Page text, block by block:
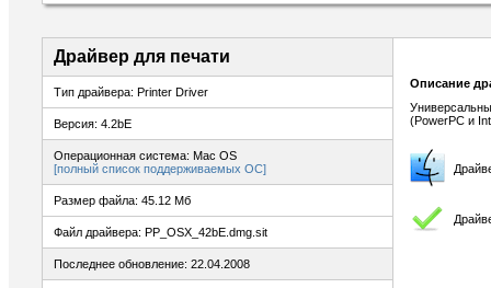
Драйвер для печати
Тип драйвера: Printer Driver
Версия: 4.2bE
Операционная система: Mac OS
[полный список поддерживаемых ОС]
Размер файла: 45.12 Мб
Файл драйвера: PP_OSX_42bE.dmg.sit
Последнее обновление: 22.04.2008
Описание
(PowerPC и